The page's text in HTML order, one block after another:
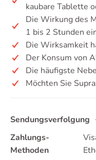
kaubare Tablette
Die Wirkung des
1 bis 2 Stunden
Die Wirksamkeit
Der Konsum von
Die häufigste
Möchten Sie
Sendungsverfolgung
Zahlungs-
Methoden